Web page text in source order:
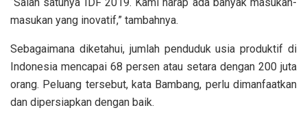
masukan yang inovatif,” tambahnya.
Sebagaimana diketahui, jumlah penduduk usia produktif di
Indonesia mencapai 68 persen atau setara dengan 200 juta
orang. Peluang tersebut, kata Bambang, perlu dimanfaatkan
dan dipersiapkan dengan baik.